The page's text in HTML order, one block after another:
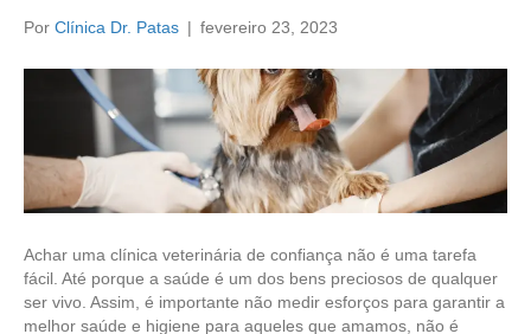
Por Clínica Dr. Patas | fevereiro 23, 2023
Achar uma clínica veterinária de confiança não é uma tarefa
fácil. Até porque a saúde é um dos bens preciosos de qualquer
ser vivo. Assim, é importante não medir esforços para garantir a
melhor saúde e higiene para aqueles que amamos, não é